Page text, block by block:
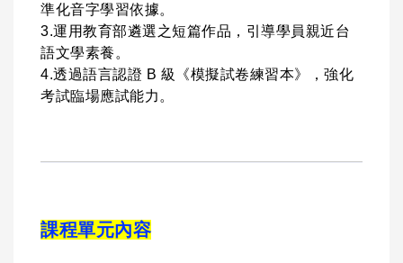
準化音字學習依據。
3.運用教育部遴選之短篇作品，引導學員親近台
語文學素養。
4.透過語言認證 B 級《模擬試卷練習本》，強化
考試臨場應試能力。
課程單元內容